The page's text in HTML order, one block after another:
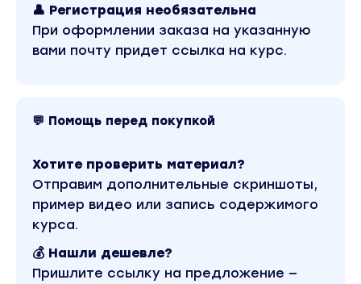
аудитории
— Анализ рынка
— Сегментация и позиционирование
— Метрики бизнеса и маркетинга
2. Маркетинговая воронка и основы аналитики
20 часов
Вы научитесь анализировать здоровье
выявлять проблемные места и формулировать
гипотезы.
— Экономика бизнеса и продукта
👤 Регистрация необязательна
При оформлении заказа на указанную
вами почту придет ссылка на курс.
💬 Помощь перед покупкой
Хотите проверить материал?
Отправим дополнительные скриншоты,
пример видео или запись содержимого
курса.
💰 Нашли дешевле?
Пришлите ссылку на предложение —